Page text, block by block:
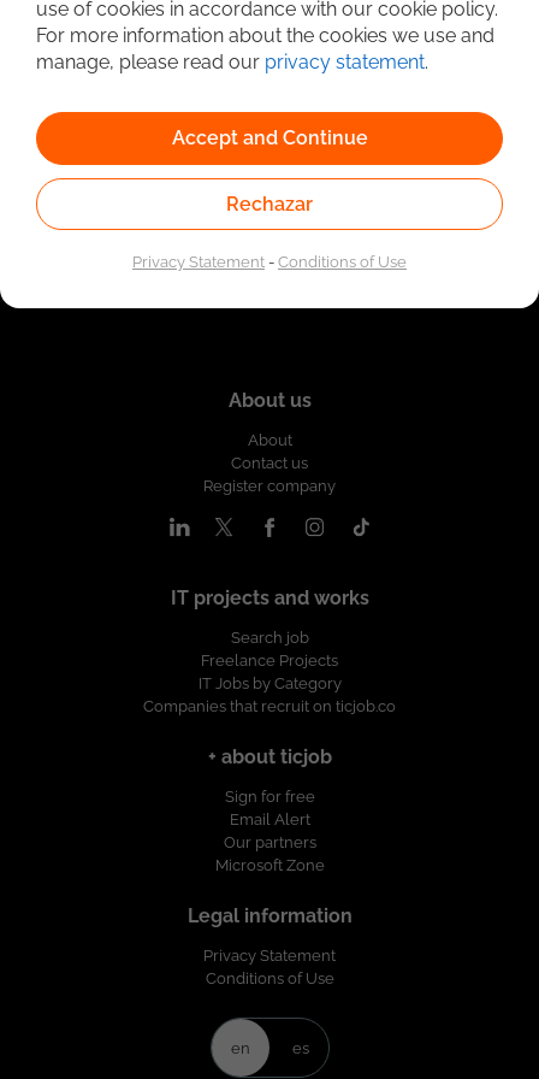
Linked to the network of providers of the Public
Employment Service. Authorized by the Special
Administrative Unit of the Public Employment Service
according to Resolution No. 0026 of January 17, 2023,
About us
About
Contact us
Register company
IT projects and works
Search job
Freelance Projects
IT Jobs by Category
Companies that recruit on ticjob.co
+ about ticjob
Sign for free
Email Alert
Our partners
Microsoft Zone
Legal information
Privacy Statement
Conditions of Use
en es
use of cookies in accordance with our cookie policy.
For more information about the cookies we use and
manage, please read our privacy statement.
Accept and Continue
Rechazar
Privacy Statement-Conditions of Use